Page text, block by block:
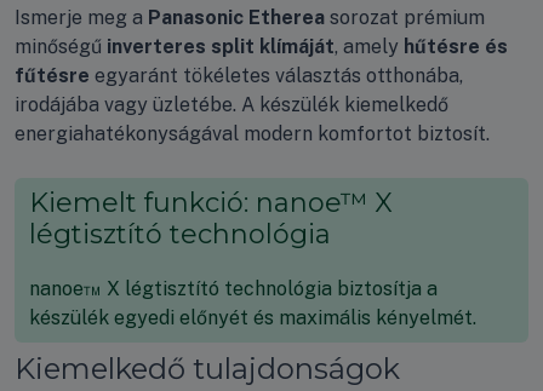
Ismerje meg a Panasonic Etherea sorozat prémium
minőségű inverteres split klímáját, amely hűtésre és
fűtésre egyaránt tökéletes választás otthonába,
irodájába vagy üzletébe. A készülék kiemelkedő
energiahatékonyságával modern komfortot biztosít.
Kiemelt funkció: nanoe™ X
légtisztító technológia
nanoe™ X légtisztító technológia biztosítja a
készülék egyedi előnyét és maximális kényelmét.
Kiemelkedő tulajdonságok